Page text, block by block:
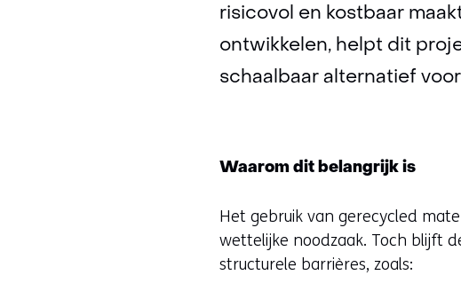
risicovol en kostbaar
ontwikkelen, helpt dit
schaalbaar alternatief
Waarom dit belangrijk is
Het gebruik van gerecycled
wettelijke noodzaak. Toch blijft
structurele barrières, zoals: